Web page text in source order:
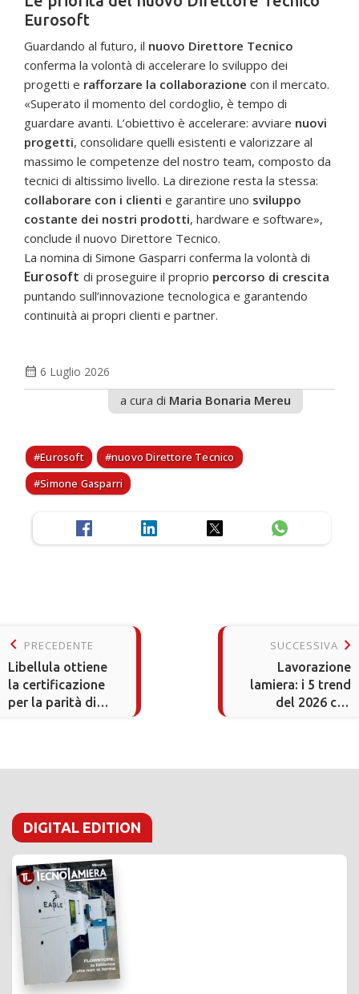
Eurosoft
Guardando al futuro, il nuovo Direttore Tecnico
conferma la volontà di accelerare lo sviluppo dei
progetti e rafforzare la collaborazione con il mercato.
«Superato il momento del cordoglio, è tempo di
guardare avanti. L’obiettivo è accelerare: avviare nuovi
progetti, consolidare quelli esistenti e valorizzare al
massimo le competenze del nostro team, composto da
tecnici di altissimo livello. La direzione resta la stessa:
collaborare con i clienti e garantire uno sviluppo
costante dei nostri prodotti, hardware e software»,
conclude il nuovo Direttore Tecnico.
La nomina di Simone Gasparri conferma la volontà di
Eurosoft di proseguire il proprio percorso di crescita
puntando sull’innovazione tecnologica e garantendo
continuità ai propri clienti e partner.
calendar_month 6 Luglio 2026
a cura di Maria Bonaria Mereu
Eurosoft
nuovo Direttore Tecnico
Simone Gasparri
keyboard_arrow_left PRECEDENTE
Libellula ottiene
la certificazione
per la parità di
SUCCESSIVA keyboard_arrow_right
Lavorazione
lamiera: i 5 trend
del 2026 che
DIGITAL EDITION